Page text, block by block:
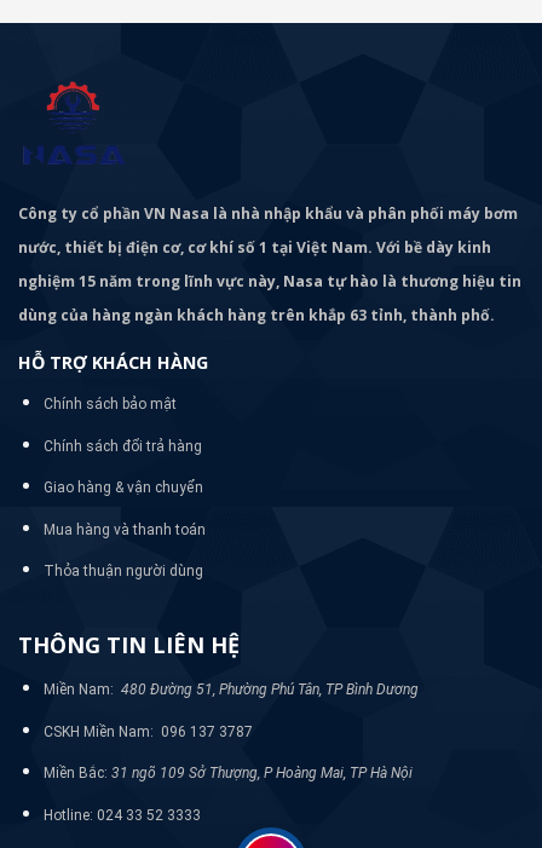
Công ty cổ phần VN Nasa là nhà nhập khẩu và phân phối máy bơm
nước, thiết bị điện cơ, cơ khí số 1 tại Việt Nam. Với bề dày kinh
nghiệm 15 năm trong lĩnh vực này, Nasa tự hào là thương hiệu tin
dùng của hàng ngàn khách hàng trên khắp 63 tỉnh, thành phố.
HỖ TRỢ KHÁCH HÀNG
Chính sách bảo mật
Chính sách đổi trả hàng
Giao hàng & vận chuyển
Mua hàng và thanh toán
Thỏa thuận người dùng
THÔNG TIN LIÊN HỆ
Miền Nam: 480 Đường 51, Phường Phú Tân, TP Bình Dương
CSKH Miền Nam: 096 137 3787
Miền Bắc: 31 ngõ 109 Sở Thượng, P Hoàng Mai, TP Hà Nội
Hotline: 024 33 52 3333